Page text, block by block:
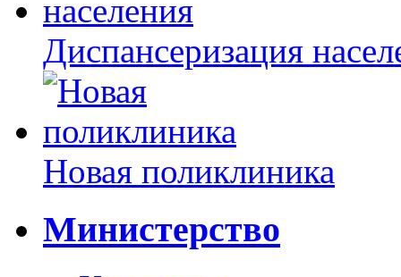
Диспансеризация
Новая поликлиника
Министерство